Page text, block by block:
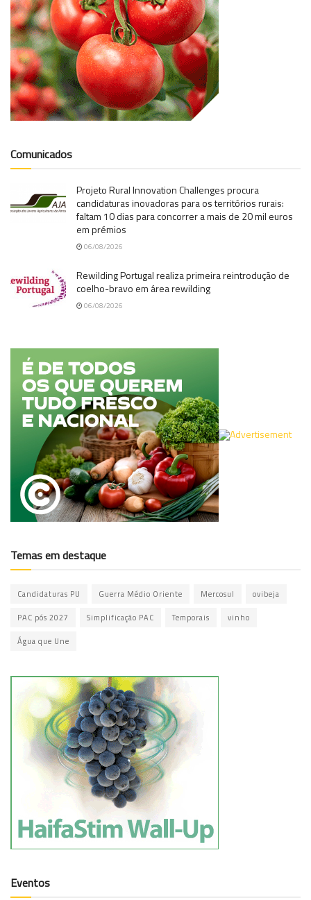
Comunicados
Projeto Rural Innovation Challenges procura
candidaturas inovadoras para os territórios rurais:
faltam 10 dias para concorrer a mais de 20 mil euros
em prémios
06/08/2026
Rewilding Portugal realiza primeira reintrodução de
coelho-bravo em área rewilding
06/08/2026
Temas em destaque
Candidaturas PU Guerra Médio Oriente Mercosul ovibeja
PAC pós 2027 Simplificação PAC Temporais vinho
Água que Une
Eventos